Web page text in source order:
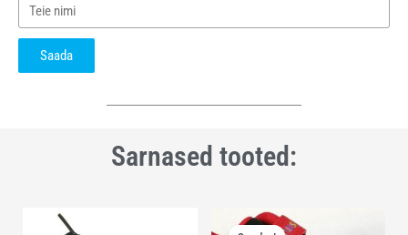
Saada
Sarnased tooted: